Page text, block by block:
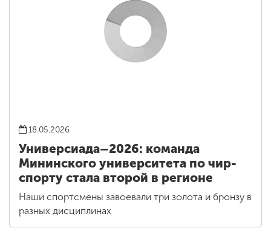
18.05.2026
Универсиада–2026: команда
Мининского университета по чир-
спорту стала второй в регионе
Наши спортсмены завоевали три золота и бронзу в
разных дисциплинах